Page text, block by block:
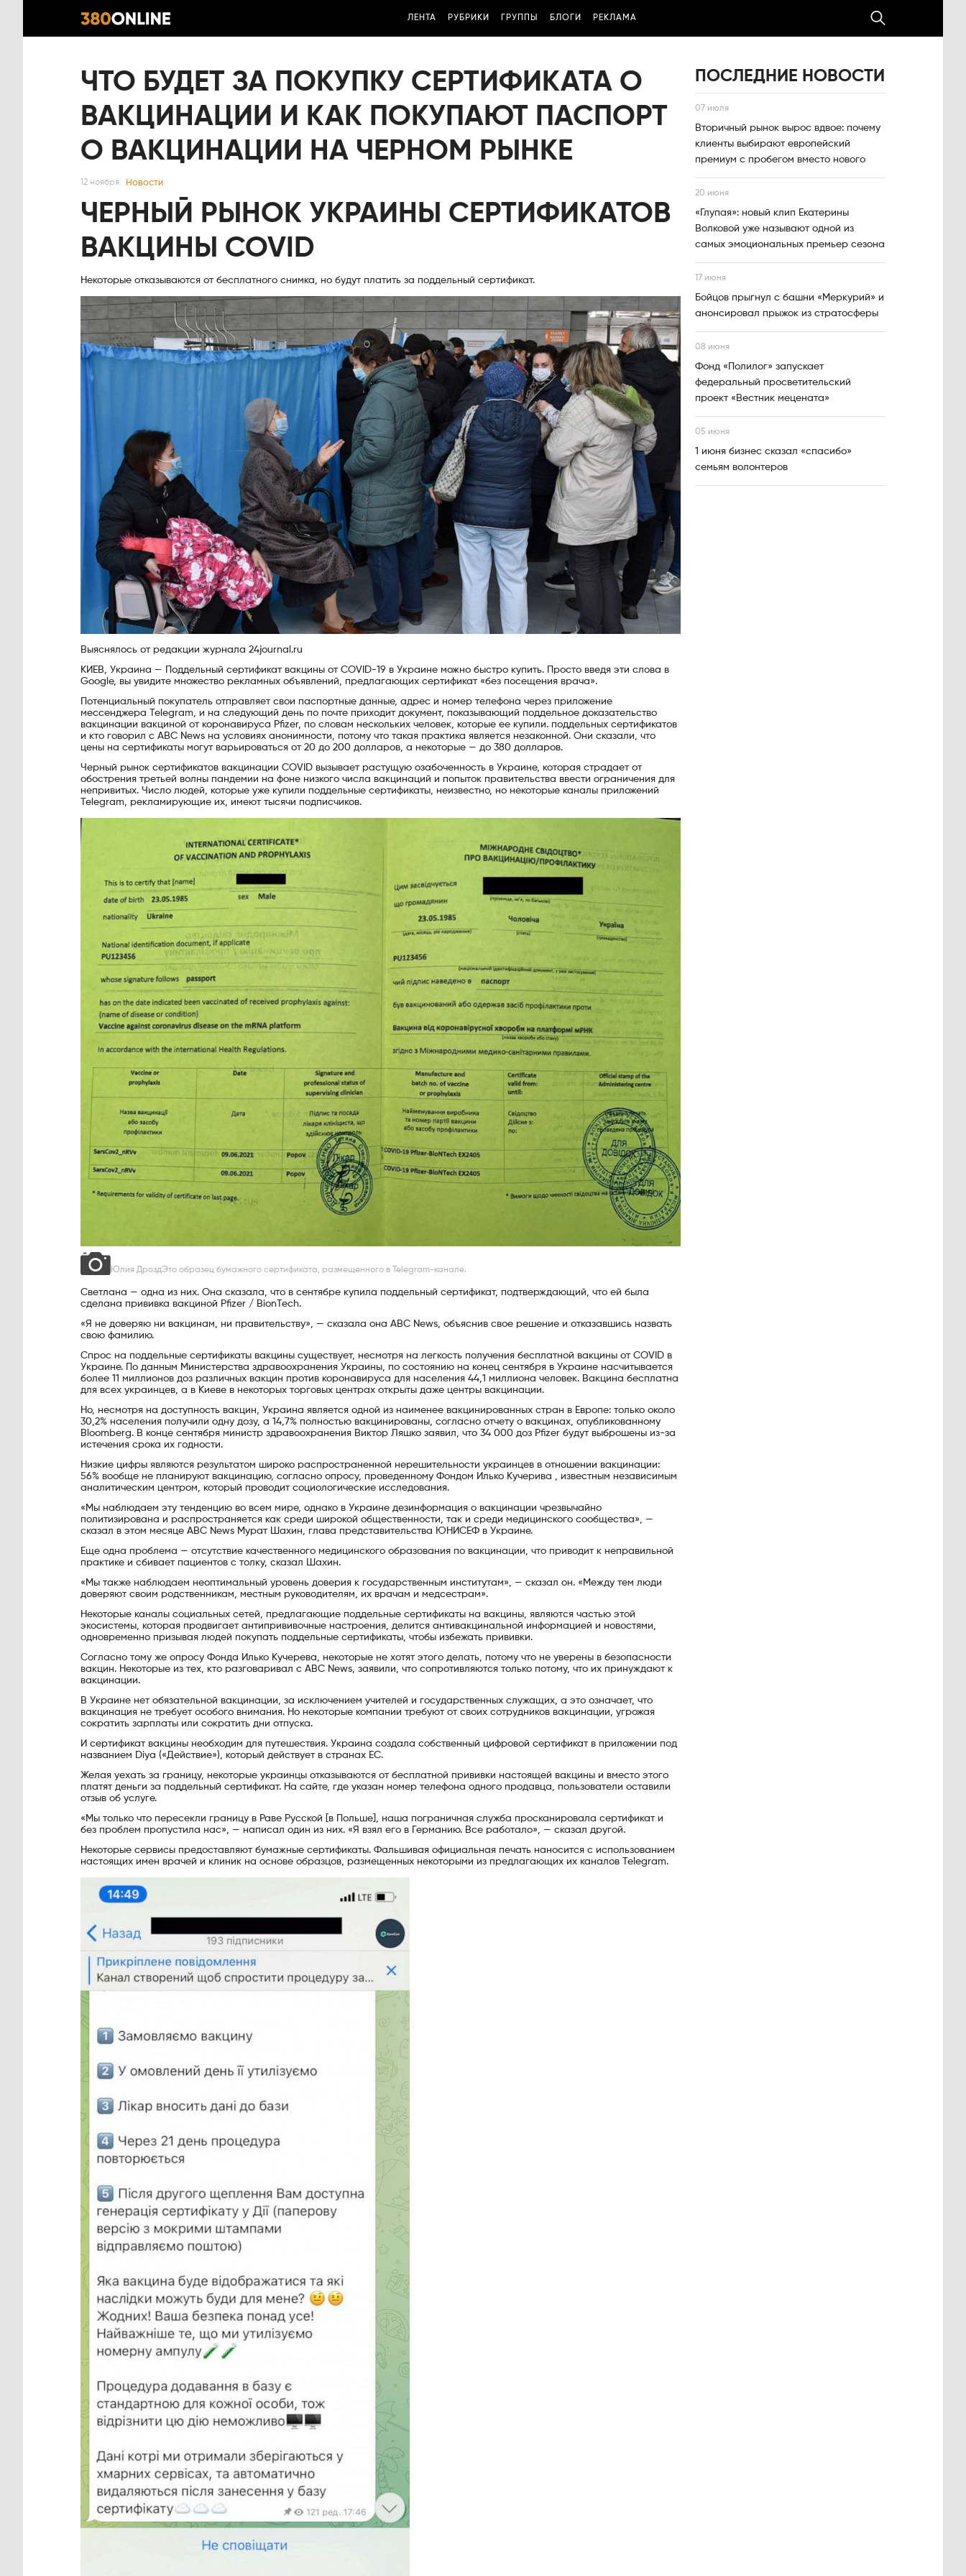
ЛЕНТА РУБРИКИ ГРУППЫ БЛОГИ РЕКЛАМА
ЧТО БУДЕТ ЗА ПОКУПКУ СЕРТИФИКАТА О
ВАКЦИНАЦИИ И КАК ПОКУПАЮТ ПАСПОРТ
О ВАКЦИНАЦИИ НА ЧЕРНОМ РЫНКЕ
12 ноября Новости
ЧЕРНЫЙ РЫНОК УКРАИНЫ СЕРТИФИКАТОВ
ВАКЦИНЫ COVID
Некоторые отказываются от бесплатного снимка, но будут платить за поддельный сертификат.
Выяснялось от редакции журнала 24journal.ru
КИЕВ, Украина — Поддельный сертификат вакцины от COVID-19 в Украине можно быстро купить. Просто введя эти слова в
Google, вы увидите множество рекламных объявлений, предлагающих сертификат «без посещения врача».
Потенциальный покупатель отправляет свои паспортные данные, адрес и номер телефона через приложение
мессенджера Telegram, и на следующий день по почте приходит документ, показывающий поддельное доказательство
вакцинации вакциной от коронавируса Pfizer, по словам нескольких человек, которые ее купили. поддельных сертификатов
и кто говорил с ABC News на условиях анонимности, потому что такая практика является незаконной. Они сказали, что
цены на сертификаты могут варьироваться от 20 до 200 долларов, а некоторые — до 380 долларов.
Черный рынок сертификатов вакцинации COVID вызывает растущую озабоченность в Украине, которая страдает от
обострения третьей волны пандемии на фоне низкого числа вакцинаций и попыток правительства ввести ограничения для
непривитых. Число людей, которые уже купили поддельные сертификаты, неизвестно, но некоторые каналы приложений
Telegram, рекламирующие их, имеют тысячи подписчиков.
Юлия ДроздЭто образец бумажного сертификата, размещенного в Telegram-канале.
Светлана — одна из них. Она сказала, что в сентябре купила поддельный сертификат, подтверждающий, что ей была
сделана прививка вакциной Pfizer / BionTech.
«Я не доверяю ни вакцинам, ни правительству», — сказала она ABC News, объяснив свое решение и отказавшись назвать
свою фамилию.
Спрос на поддельные сертификаты вакцины существует, несмотря на легкость получения бесплатной вакцины от COVID в
Украине. По данным Министерства здравоохранения Украины, по состоянию на конец сентября в Украине насчитывается
более 11 миллионов доз различных вакцин против коронавируса для населения 44,1 миллиона человек. Вакцина бесплатна
для всех украинцев, а в Киеве в некоторых торговых центрах открыты даже центры вакцинации.
Но, несмотря на доступность вакцин, Украина является одной из наименее вакцинированных стран в Европе: только около
30,2% населения получили одну дозу, а 14,7% полностью вакцинированы, согласно отчету о вакцинах, опубликованному
Bloomberg. В конце сентября министр здравоохранения Виктор Ляшко заявил, что 34 000 доз Pfizer будут выброшены из-за
истечения срока их годности.
Низкие цифры являются результатом широко распространенной нерешительности украинцев в отношении вакцинации:
56% вообще не планируют вакцинацию, согласно опросу, проведенному Фондом Илько Кучерива , известным независимым
аналитическим центром, который проводит социологические исследования.
«Мы наблюдаем эту тенденцию во всем мире, однако в Украине дезинформация о вакцинации чрезвычайно
политизирована и распространяется как среди широкой общественности, так и среди медицинского сообщества», —
сказал в этом месяце ABC News Мурат Шахин, глава представительства ЮНИСЕФ в Украине.
Еще одна проблема — отсутствие качественного медицинского образования по вакцинации, что приводит к неправильной
практике и сбивает пациентов с толку, сказал Шахин.
«Мы также наблюдаем неоптимальный уровень доверия к государственным институтам», — сказал он. «Между тем люди
доверяют своим родственникам, местным руководителям, их врачам и медсестрам».
Некоторые каналы социальных сетей, предлагающие поддельные сертификаты на вакцины, являются частью этой
экосистемы, которая продвигает антипрививочные настроения, делится антивакцинальной информацией и новостями,
одновременно призывая людей покупать поддельные сертификаты, чтобы избежать прививки.
Согласно тому же опросу Фонда Илько Кучерева, некоторые не хотят этого делать, потому что не уверены в безопасности
вакцин. Некоторые из тех, кто разговаривал с ABC News, заявили, что сопротивляются только потому, что их принуждают к
вакцинации.
В Украине нет обязательной вакцинации, за исключением учителей и государственных служащих, а это означает, что
вакцинация не требует особого внимания. Но некоторые компании требуют от своих сотрудников вакцинации, угрожая
сократить зарплаты или сократить дни отпуска.
И сертификат вакцины необходим для путешествия. Украина создала собственный цифровой сертификат в приложении под
названием Diya («Действие»), который действует в странах ЕС.
Желая уехать за границу, некоторые украинцы отказываются от бесплатной прививки настоящей вакцины и вместо этого
платят деньги за поддельный сертификат. На сайте, где указан номер телефона одного продавца, пользователи оставили
отзыв об услуге.
«Мы только что пересекли границу в Раве Русской [в Польше], наша пограничная служба просканировала сертификат и
без проблем пропустила нас», — написал один из них. «Я взял его в Германию. Все работало», — сказал другой.
Некоторые сервисы предоставляют бумажные сертификаты. Фальшивая официальная печать наносится с использованием
настоящих имен врачей и клиник на основе образцов, размещенных некоторыми из предлагающих их каналов Telegram.
ПОСЛЕДНИЕ НОВОСТИ
07 июля
Вторичный рынок вырос вдвое: почему
клиенты выбирают европейский
премиум с пробегом вместо нового
20 июня
«Глупая»: новый клип Екатерины
Волковой уже называют одной из
самых эмоциональных премьер сезона
17 июня
Бойцов прыгнул с башни «Меркурий» и
анонсировал прыжок из стратосферы
08 июня
Фонд «Полилог» запускает
федеральный просветительский
проект «Вестник мецената»
05 июня
1 июня бизнес сказал «спасибо»
семьям волонтеров